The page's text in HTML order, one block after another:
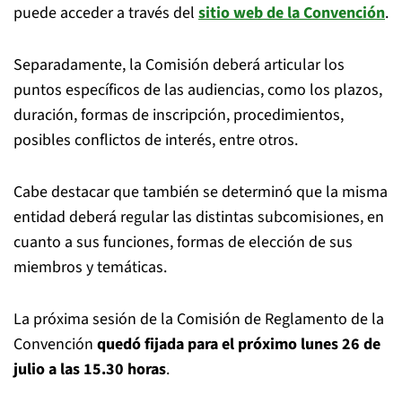
puede acceder a través del sitio web de la Convención.
Separadamente, la Comisión deberá articular los
puntos específicos de las audiencias, como los plazos,
duración, formas de inscripción, procedimientos,
posibles conflictos de interés, entre otros.
Cabe destacar que también se determinó que la misma
entidad deberá regular las distintas subcomisiones, en
cuanto a sus funciones, formas de elección de sus
miembros y temáticas.
La próxima sesión de la Comisión de Reglamento de la
Convención quedó fijada para el próximo lunes 26 de
julio a las 15.30 horas.